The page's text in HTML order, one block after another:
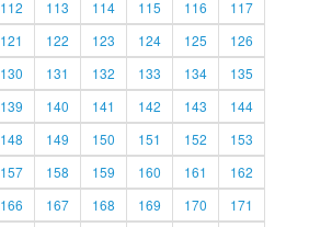
112 113 114 115 116
117
121 122 123 124 125
126
130 131 132 133 134
135
139 140 141 142 143
144
148 149 150 151 152
153
157 158 159 160 161
162
166 167 168 169 170
171